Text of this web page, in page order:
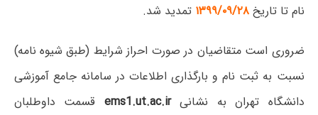
نام تا تاریخ ۱۳۹۹/۰۹/۲۸ تمدید شد.
ضروری است متقاضیان در صورت احراز شرایط (طبق شیوه نامه)
نسبت به ثبت نام و بارگذاری اطلاعات در سامانه جامع آموزشی
دانشگاه تهران به نشانی ems1.ut.ac.ir
قسمت داوطلبان